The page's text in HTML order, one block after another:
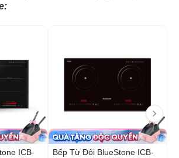
ICB-
Bếp Từ Đôi BlueStone ICB-